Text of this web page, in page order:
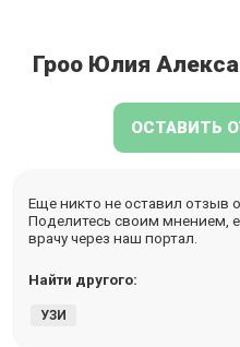
Гроо Юлия
ОСТАВИТЬ
Еще никто не оставил отзыв о
Поделитесь своим мнением,
врачу через наш портал.
Найти другого:
УЗИ